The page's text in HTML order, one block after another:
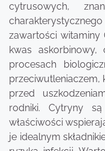
cytrusowych,
zawartości witaminy
kwas
procesach
przed
rodniki. Cytryny
właściwości
je idealnym